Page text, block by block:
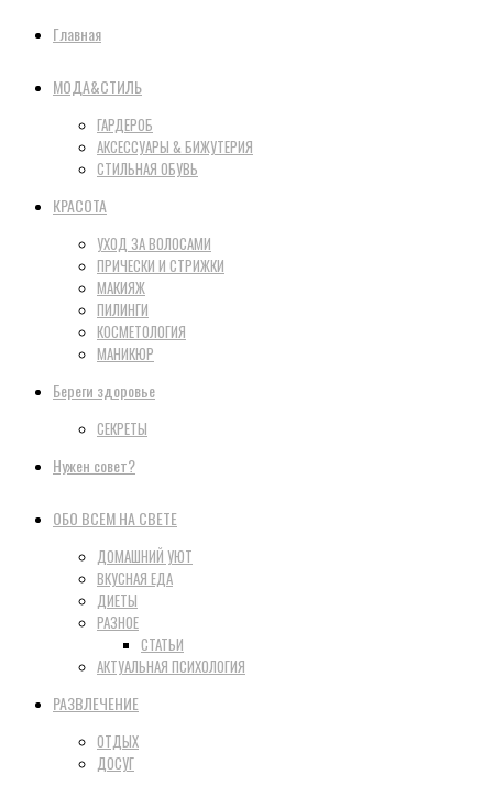
Главная
МОДА&СТИЛЬ
ГАРДЕРОБ
АКСЕССУАРЫ & БИЖУТЕРИЯ
СТИЛЬНАЯ ОБУВЬ
КРАСОТА
УХОД ЗА ВОЛОСАМИ
ПРИЧЕСКИ И СТРИЖКИ
МАКИЯЖ
ПИЛИНГИ
КОСМЕТОЛОГИЯ
МАНИКЮР
Береги здоровье
СЕКРЕТЫ
Нужен совет?
ОБО ВСЕМ НА СВЕТЕ
ДОМАШНИЙ УЮТ
ВКУСНАЯ ЕДА
ДИЕТЫ
РАЗНОЕ
СТАТЬИ
АКТУАЛЬНАЯ ПСИХОЛОГИЯ
РАЗВЛЕЧЕНИЕ
ОТДЫХ
ДОСУГ